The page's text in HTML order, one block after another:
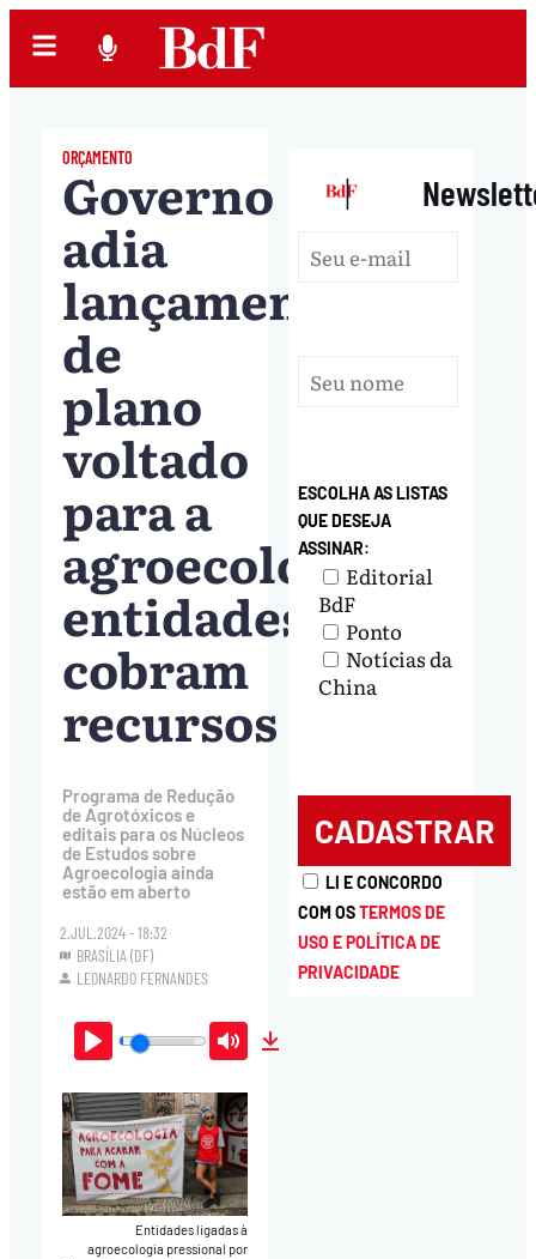
ORÇAMENTO
Governo
adia
lançamento
de
plano
voltado
para a
agroecologia;
entidades
cobram
recursos
Programa de Redução
de Agrotóxicos e
editais para os Núcleos
de Estudos sobre
Agroecologia ainda
estão em aberto
2.JUL.2024 - 18:32
BRASÍLIA (DF)
LEONARDO FERNANDES
Play Mute
Entidades ligadas à
agroecologia pressional por
|
ESCOLHA AS LISTAS
QUE DESEJA
ASSINAR:
Editorial
BdF
Ponto
Notícias da
China
LI E CONCORDO
COM OSTERMOS DE
USO E POLÍTICA DE
PRIVACIDADE